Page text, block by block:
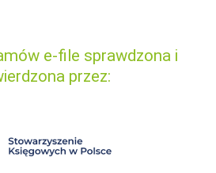
e-file sprawdzona i
przez: